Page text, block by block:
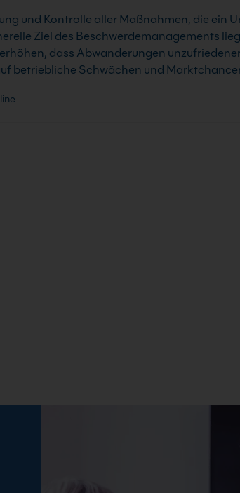
und Kontrolle aller Maßnahmen, die ein
Ziel des Beschwerdemanagements
dass Abwanderungen
betriebliche Schwächen und